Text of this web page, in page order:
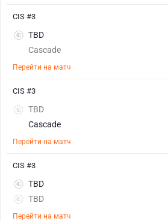
TBD
Cascade
Перейти на матч
CIS #3
TBD
Cascade
Перейти на матч
CIS #3
TBD
TBD
Перейти на матч
CIS #3